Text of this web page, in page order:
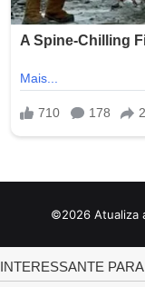
©2026 Atualiza